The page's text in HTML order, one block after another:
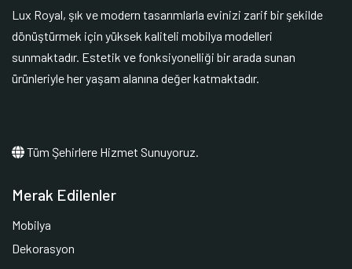
Lux Royal, şık ve modern tasarımlarla evinizi zarif bir şekilde
dönüştürmek için yüksek kaliteli mobilya modelleri
sunmaktadır. Estetik ve fonksiyonelliği bir arada sunan
ürünleriyle her yaşam alanına değer katmaktadır.
Tüm Şehirlere Hizmet Sunuyoruz.
Merak Edilenler
Mobilya
Dekorasyon